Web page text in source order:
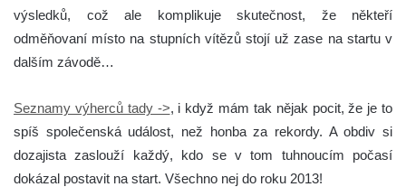
výsledků, což ale komplikuje skutečnost, že někteří
odměňovaní místo na stupních vítězů stojí už zase na startu v
dalším závodě…
Seznamy výherců tady ->, i když mám tak nějak pocit, že je to
spíš společenská událost, než honba za rekordy. A obdiv si
dozajista zaslouží každý, kdo se v tom tuhnoucím počasí
dokázal postavit na start. Všechno nej do roku 2013!